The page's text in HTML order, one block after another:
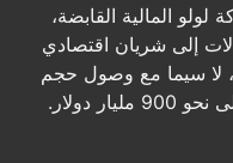
المالية القابضة،
إلى شريان اقتصادي
لا سيما مع وصول حجم